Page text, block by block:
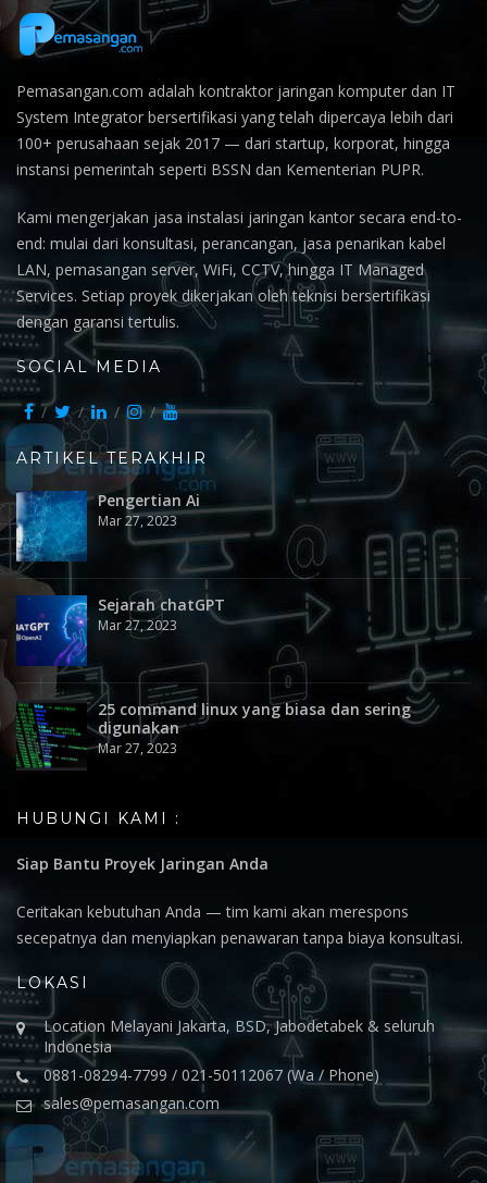
Pemasangan.com adalah kontraktor jaringan komputer dan IT
System Integrator bersertifikasi yang telah dipercaya lebih dari
100+ perusahaan sejak 2017 — dari startup, korporat, hingga
instansi pemerintah seperti BSSN dan Kementerian PUPR.
Kami mengerjakan jasa instalasi jaringan kantor secara end-to-
end: mulai dari konsultasi, perancangan, jasa penarikan kabel
LAN, pemasangan server, WiFi, CCTV, hingga IT Managed
Services. Setiap proyek dikerjakan oleh teknisi bersertifikasi
dengan garansi tertulis.
SOCIAL MEDIA
ARTIKEL TERAKHIR
Pengertian Ai
Mar 27, 2023
Sejarah chatGPT
Mar 27, 2023
25 command linux yang biasa dan sering
digunakan
Mar 27, 2023
HUBUNGI KAMI :
Siap Bantu Proyek Jaringan Anda
Ceritakan kebutuhan Anda — tim kami akan merespons
secepatnya dan menyiapkan penawaran tanpa biaya konsultasi.
LOKASI
Location Melayani Jakarta, BSD, Jabodetabek & seluruh
Indonesia
0881-08294-7799 / 021-50112067 (Wa / Phone)
sales@pemasangan.com